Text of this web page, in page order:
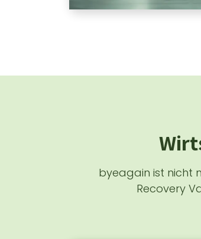
byeagain ist nicht
Recovery